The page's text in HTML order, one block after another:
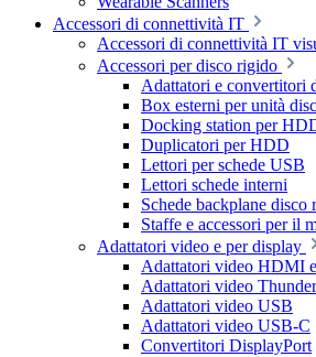
Accessori di connettività IT
Accessori di connettività IT
Accessori per disco rigido
Adattatori e convertitori
Box esterni per unità
Docking station per
Duplicatori per HDD
Lettori per schede USB
Lettori schede interni
Schede backplane
Staffe e accessori per il
Adattatori video e per display
Adattatori video HDMI
Adattatori video
Adattatori video USB
Adattatori video USB-C
Convertitori DisplayPort